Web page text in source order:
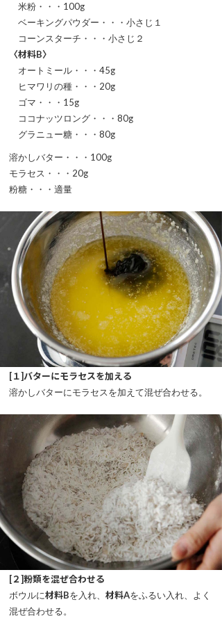
米粉・・・100g
ベーキングパウダー・・・小さじ１
コーンスターチ・・・小さじ２
〈材料B〉
オートミール・・・45g
ヒマワリの種・・・20g
ゴマ・・・15g
ココナッツロング・・・80g
グラニュー糖・・・80g
溶かしバター・・・100g
モラセス・・・20g
粉糖・・・適量
[１]バターにモラセスを加える
溶かしバターにモラセスを加えて混ぜ合わせる。
[２]粉類を混ぜ合わせる
ボウルに材料Bを入れ、 材料Aをふるい入れ、よく
混ぜ合わせる。